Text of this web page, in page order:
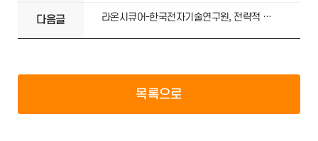
다음글 라온시큐어-한국전자기술연구원, 전략적 연대…피지컬AI·데이터 보안 혁신 시동
목록으로